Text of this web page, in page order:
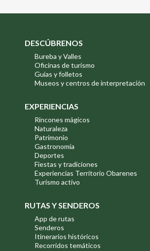
DESCÚBRENOS
Bureba y Valles
Oficinas de turismo
Guías y folletos
Museos y centros de interpretación
EXPERIENCIAS
Rincones mágicos
Naturaleza
Patrimonio
Gastronomía
Deportes
Fiestas y tradiciones
Experiencias Territorio Obarenes
Turismo activo
RUTAS Y SENDEROS
App de rutas
Senderos
Itinerarios históricos
Recorridos temáticos